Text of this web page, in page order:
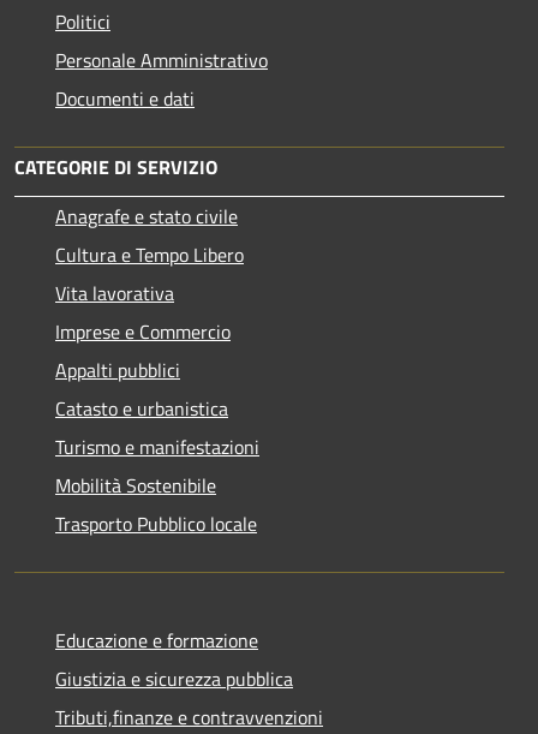
Politici
Personale Amministrativo
Documenti e dati
CATEGORIE DI SERVIZIO
Anagrafe e stato civile
Cultura e Tempo Libero
Vita lavorativa
Imprese e Commercio
Appalti pubblici
Catasto e urbanistica
Turismo e manifestazioni
Mobilità Sostenibile
Trasporto Pubblico locale
Educazione e formazione
Giustizia e sicurezza pubblica
Tributi,finanze e contravvenzioni